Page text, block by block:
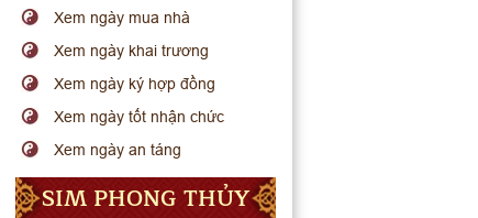
Xem ngày mua nhà
Xem ngày khai trương
Xem ngày ký hợp đồng
Xem ngày tốt nhận chức
Xem ngày an táng
SIM PHONG THỦY